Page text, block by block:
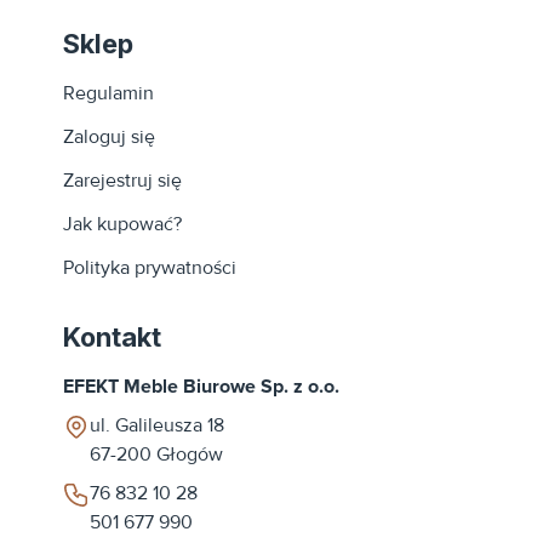
Sklep
Regulamin
Zaloguj się
Zarejestruj się
Jak kupować?
Polityka prywatności
Kontakt
EFEKT Meble Biurowe Sp. z o.o.
ul. Galileusza 18
67-200 Głogów
76 832 10 28
501 677 990